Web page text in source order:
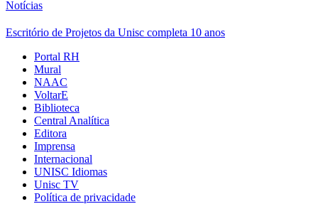
Notícias
Escritório de Projetos da Unisc completa 10 anos
Portal RH
Mural
NAAC
VoltarE
Biblioteca
Central Analítica
Editora
Imprensa
Internacional
UNISC Idiomas
Unisc TV
Política de privacidade